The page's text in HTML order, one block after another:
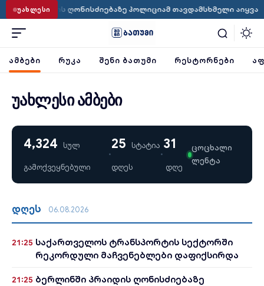
ᲣᲐᲮᲚᲔᲡᲘღონისძიებაზე პოლიციამ თავდამსხმელი აიყვანა ·
ᲐᲛᲑᲔᲑᲘ ᲠᲣᲙᲐ ᲨᲔᲜᲘ ᲑᲐᲗᲣᲛᲘ ᲠᲔᲡᲢᲝᲠᲜᲔᲑᲘ
უახლესი ამბები
4,324 სულ
გამოქვეყნებული
·
25 სტატია
დღეს
·
31
დღე
ცოცხალი
ლენტა
დღეს 06.08.2026
21:25 საქართველოს ტრანსპორტის სექტორში
რეკორდული მაჩვენებლები დაფიქსირდა
21:25 ბერლინში პრაიდის ღონისძიებაზე